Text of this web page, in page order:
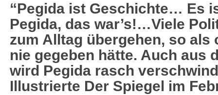
“Pegida ist Geschichte… Es
Pegida, das war’s!…Viele
zum Alltag übergehen, so als
nie gegeben hätte. Auch aus
wird Pegida rasch
Illustrierte Der Spiegel im